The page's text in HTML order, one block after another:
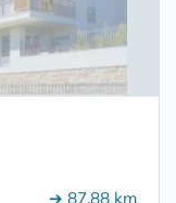
➔ 87.88 km